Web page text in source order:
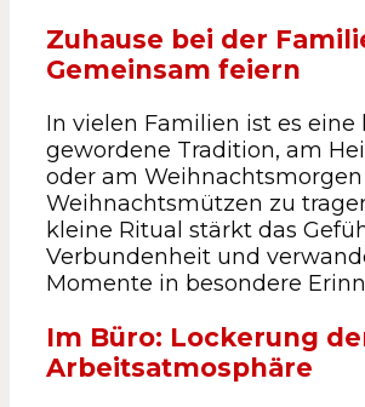
Zuhause bei der
Gemeinsam feiern
In vielen Familien ist es eine
gewordene Tradition, am
oder am Weihnachtsmorgen
Weihnachtsmützen zu
kleine Ritual stärkt das
Verbundenheit und
Momente in besondere
Im Büro: Lockerung
Arbeitsatmosphäre